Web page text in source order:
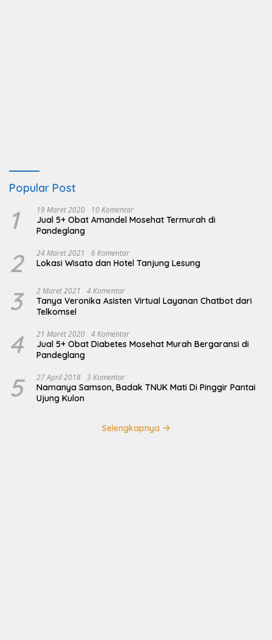
Popular Post
1 19 Maret 2020 10 Komentar
Jual 5+ Obat Amandel Mosehat Termurah di
Pandeglang
2 24 Maret 2021 6 Komentar
Lokasi Wisata dan Hotel Tanjung Lesung
3 2 Maret 2021 4 Komentar
Tanya Veronika Asisten Virtual Layanan Chatbot dari
Telkomsel
4 21 Maret 2020 4 Komentar
Jual 5+ Obat Diabetes Mosehat Murah Bergaransi di
Pandeglang
5 27 April 2018 3 Komentar
Namanya Samson, Badak TNUK Mati Di Pinggir Pantai
Ujung Kulon
Selengkapnya